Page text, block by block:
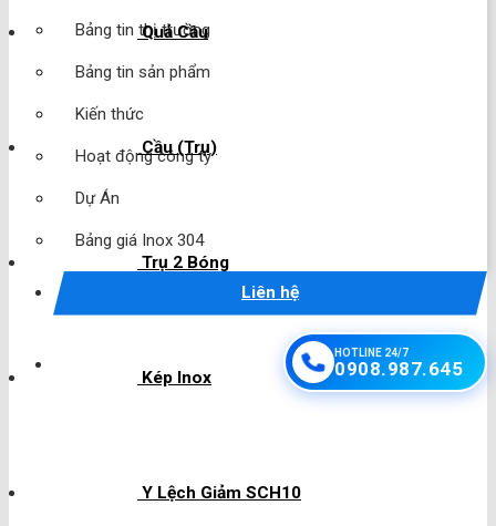
Bảng tin thị trường
Bảng tin sản phẩm
Kiến thức
Hoạt động công ty
Dự Án
Bảng giá Inox 304
Liên hệ
HOTLINE 24/7
0908.987.645
Quả Cầu
Cầu (Trụ)
Trụ 2 Bóng
Kép Inox
Y Lệch Giảm SCH10